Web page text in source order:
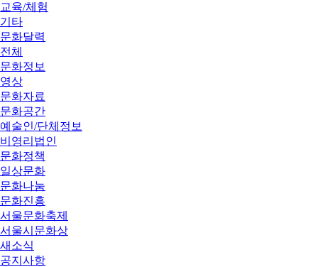
교육/체험
기타
문화달력
전체
문화정보
영상
문화자료
문화공간
예술인/단체정보
비영리법인
문화정책
일상문화
문화나눔
문화진흥
서울문화축제
서울시문화상
새소식
공지사항